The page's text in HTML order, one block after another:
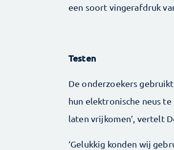
een soort vingerafdruk
Testen
De onderzoekers
hun elektronische neus
laten vrijkomen’, vertelt
‘Gelukkig konden wij